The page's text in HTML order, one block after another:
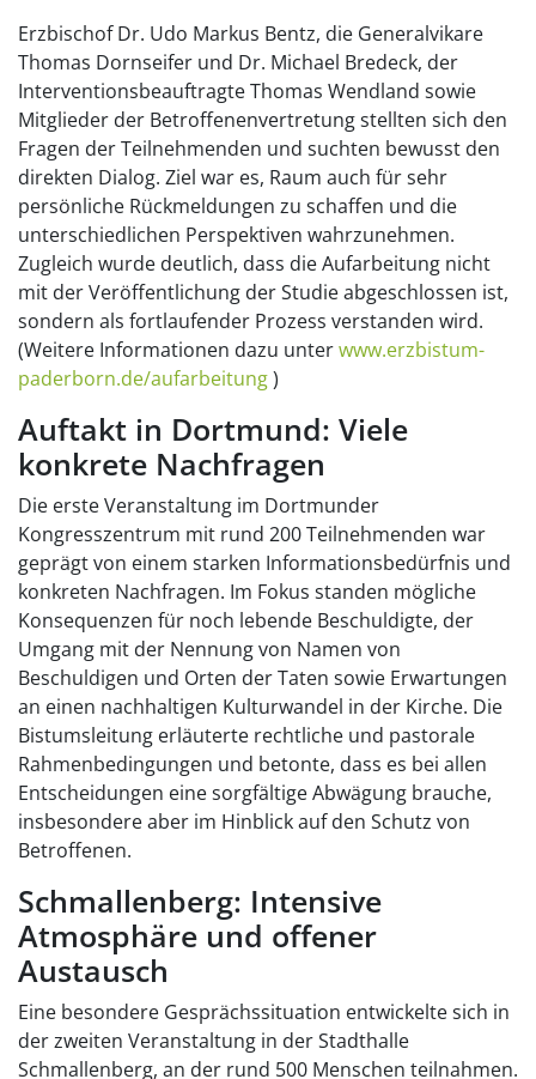
Erzbischof Dr. Udo Markus Bentz, die Generalvikare
Thomas Dornseifer und Dr. Michael Bredeck, der
Interventionsbeauftragte Thomas Wendland sowie
Mitglieder der Betroffenenvertretung stellten sich den
Fragen der Teilnehmenden und suchten bewusst den
direkten Dialog. Ziel war es, Raum auch für sehr
persönliche Rückmeldungen zu schaffen und die
unterschiedlichen Perspektiven wahrzunehmen.
Zugleich wurde deutlich, dass die Aufarbeitung nicht
mit der Veröffentlichung der Studie abgeschlossen ist,
sondern als fortlaufender Prozess verstanden wird.
(Weitere Informationen dazu unterwww.erzbistum-
paderborn.de/aufarbeitung)
Auftakt in Dortmund: Viele
konkrete Nachfragen
Die erste Veranstaltung im Dortmunder
Kongresszentrum mit rund 200 Teilnehmenden war
geprägt von einem starken Informationsbedürfnis und
konkreten Nachfragen. Im Fokus standen mögliche
Konsequenzen für noch lebende Beschuldigte, der
Umgang mit der Nennung von Namen von
Beschuldigen und Orten der Taten sowie Erwartungen
an einen nachhaltigen Kulturwandel in der Kirche. Die
Bistumsleitung erläuterte rechtliche und pastorale
Rahmenbedingungen und betonte, dass es bei allen
Entscheidungen eine sorgfältige Abwägung brauche,
insbesondere aber im Hinblick auf den Schutz von
Betroffenen.
Schmallenberg: Intensive
Atmosphäre und offener
Austausch
Eine besondere Gesprächssituation entwickelte sich in
der zweiten Veranstaltung in der Stadthalle
Schmallenberg, an der rund 500 Menschen teilnahmen.